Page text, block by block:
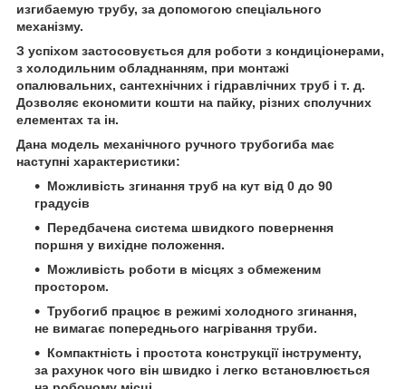
изгибаемую трубу, за допомогою спеціального
механізму.
З успіхом застосовується для роботи з кондиціонерами,
з холодильним обладнанням, при монтажі
опалювальних, сантехнічних і гідравлічних труб і т. д.
Дозволяє економити кошти на пайку, різних сполучних
елементах та ін.
Дана модель механічного ручного трубогиба має
наступні характеристики:
Можливість згинання труб на кут від 0 до 90
градусів
Передбачена система швидкого повернення
поршня у вихідне положення.
Можливість роботи в місцях з обмеженим
простором.
Трубогиб працює в режимі холодного згинання,
не вимагає попереднього нагрівання труби.
Компактність і простота конструкції інструменту,
за рахунок чого він швидко і легко встановлюється